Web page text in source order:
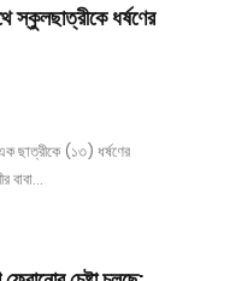
স্কুলছাত্রীকে ধর্ষণের
ছাত্রীকে (১৩) ধর্ষণের
বাবা…